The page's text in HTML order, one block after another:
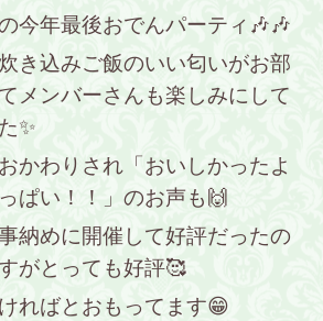
今年最後おでんパーティ🎶🎶
き込みご飯のいい匂いがお部
メンバーさんも楽しみにして
✨
かわりされ「おいしかったよ
ぱい！！」のお声も🙌
納めに開催して好評だったの
がとっても好評🥰
ればとおもってます😁